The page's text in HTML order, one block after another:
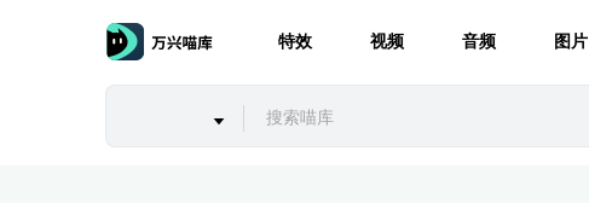
特效 视频 音频 图片